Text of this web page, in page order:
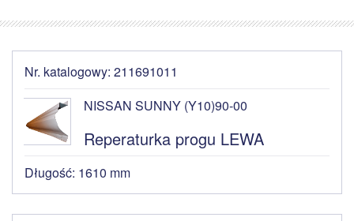
Nr. katalogowy: 211691011
NISSAN SUNNY (Y10)90-00
Reperaturka progu LEWA
Długość: 1610 mm